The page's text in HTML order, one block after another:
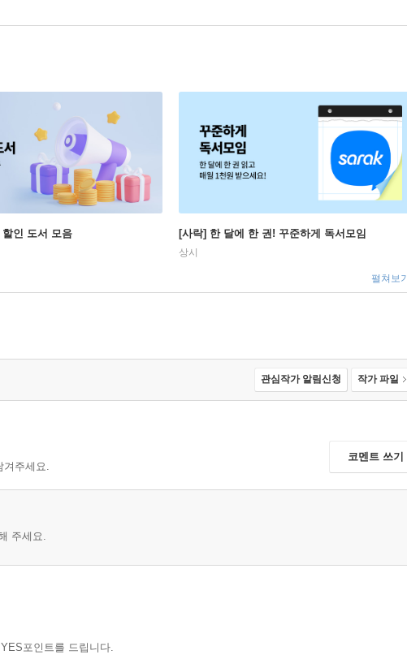
인 도서 모음 [사락] 한 달에 한 권! 꾸준하게 독서모임
상시
펼쳐보기
관심작가 알림신청 작가 파일
겨주세요.
코멘트 쓰기
주세요.
포인트를 드립니다.